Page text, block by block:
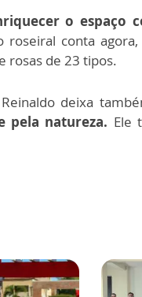
o espaço
roseiral conta
rosas de 23 tipos.
deixa
pela natureza. Ele